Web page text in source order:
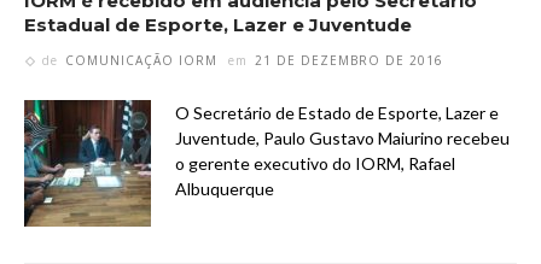
Estadual de Esporte, Lazer e Juventude
de COMUNICAÇÃO IORM em 21 DE DEZEMBRO DE 2016
O Secretário de Estado de Esporte, Lazer e
Juventude, Paulo Gustavo Maiurino recebeu
o gerente executivo do IORM, Rafael
Albuquerque